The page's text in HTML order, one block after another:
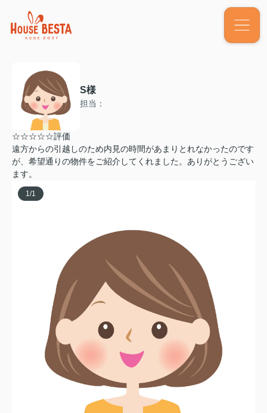
S様
担当：
☆☆☆☆☆評価
遠方からの引越しのため内見の時間があまりとれなかったのです
が、希望通りの物件をご紹介してくれました。ありがとうござい
ます。
1 /1